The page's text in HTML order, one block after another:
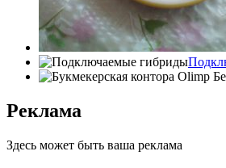
Реклама
Здесь может быть ваша реклама